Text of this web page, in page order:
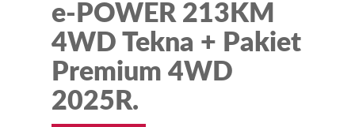
e-POWER 213KM
4WD Tekna + Pakiet
Premium 4WD
2025R.